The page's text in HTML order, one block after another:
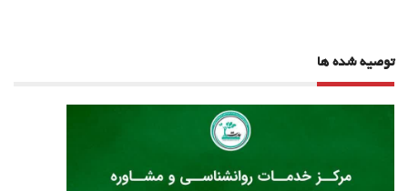
توصیه شده ها